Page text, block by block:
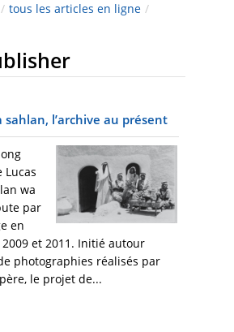
/ tous les articles en ligne /
sahlan, l’archive au présent
Lucas
wa
par
en
et 2011. Initié autour
photographies réalisés par
le projet de...